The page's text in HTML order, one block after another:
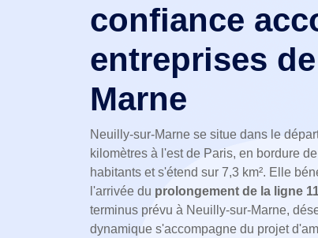
confiance
entreprises
Marne
Neuilly-sur-Marne se situe dans le
kilomètres à l'est de Paris, en bordure
habitants et s'étend sur 7,3 km². Elle
l'arrivée du prolongement de la ligne
terminus prévu à Neuilly-sur-Marne,
dynamique s'accompagne du projet